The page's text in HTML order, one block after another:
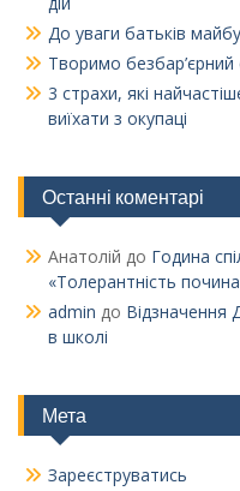
До уваги батьків
Творимо безбар’єрний
3 страхи, які
виїхати з окупаці
Останні коментарі
Анатолій до Година
«Толерантність
admin до Відзначення
в школі
Мета
Зареєструватись